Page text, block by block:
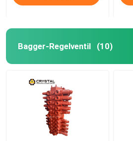
Bagger-Regelventil (10)